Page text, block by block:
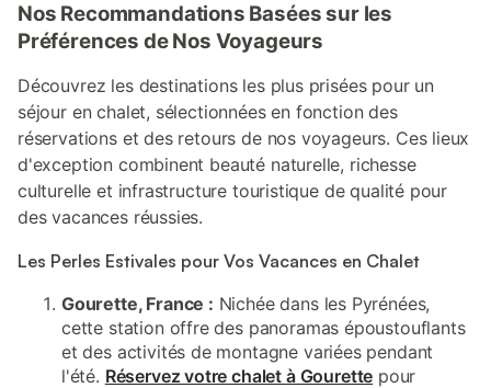
Nos Recommandations Basées sur les
Préférences de Nos Voyageurs
Découvrez les destinations les plus prisées pour un
séjour en chalet, sélectionnées en fonction des
réservations et des retours de nos voyageurs. Ces lieux
d'exception combinent beauté naturelle, richesse
culturelle et infrastructure touristique de qualité pour
des vacances réussies.
Les Perles Estivales pour Vos Vacances en Chalet
Gourette, France : Nichée dans les Pyrénées,
cette station offre des panoramas époustouflants
et des activités de montagne variées pendant
l'été. Réservez votre chalet à Gourette pour